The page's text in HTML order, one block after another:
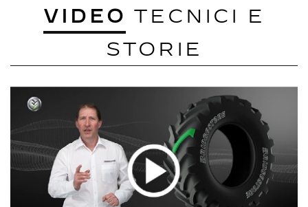
VIDEO TECNICI E
STORIE